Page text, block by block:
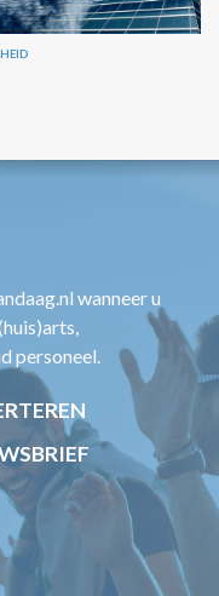
wanneer u
personeel.